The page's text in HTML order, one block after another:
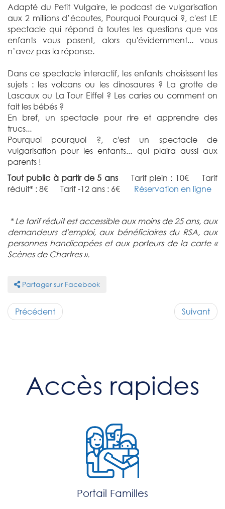
Adapté du Petit Vulgaire, le podcast de vulgarisation
aux 2 millions d’écoutes, Pourquoi Pourquoi ?, c'est LE
spectacle qui répond à toutes les questions que vos
enfants vous posent, alors qu'évidemment... vous
n’avez pas la réponse.
Dans ce spectacle interactif, les enfants choisissent les
sujets : les volcans ou les dinosaures ? La grotte de
Lascaux ou La Tour Eiffel ? Les caries ou comment on
fait les bébés ?
En bref, un spectacle pour rire et apprendre des
trucs...
Pourquoi pourquoi ?, c'est un spectacle de
vulgarisation pour les enfants... qui plaira aussi aux
parents !
Tout public à partir de 5 ans Tarif plein : 10€ Tarif
réduit* : 8€ Tarif -12 ans : 6€ Réservation en ligne
* Le tarif réduit est accessible aux moins de 25 ans, aux
demandeurs d'emploi, aux bénéficiaires du RSA, aux
personnes handicapées et aux porteurs de la carte «
Scènes de Chartres ».
Partager sur Facebook
Précédent Suivant
Accès rapides
Portail Familles